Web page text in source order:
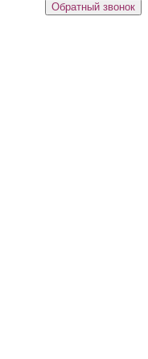
Обратный звонок